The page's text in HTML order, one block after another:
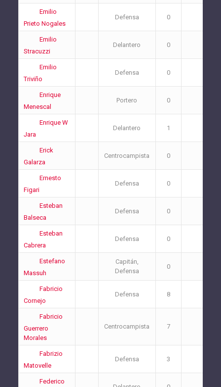
Emilio
Prieto Nogales
Defensa 0
Emilio
Stracuzzi
Delantero 0
Emilio
Triviño
Defensa 0
Enrique
Menescal
Portero 0
Enrique W
Jara
Delantero 1
Erick
Galarza
Centrocampista 0
Ernesto
Figari
Defensa 0
Esteban
Balseca
Defensa 0
Esteban
Cabrera
Defensa 0
Estefano
Massuh
Capitán,
Defensa
0
Fabricio
Cornejo
Defensa 8
Fabricio
Guerrero
Morales
Centrocampista 7
Fabrizio
Matovelle
Defensa 3
Federico